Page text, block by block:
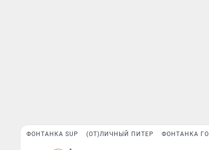
ФОНТАНКА SUP (ОТ)ЛИЧНЫЙ ПИТЕР ФОНТАНКА ГО